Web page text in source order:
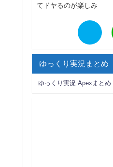
てドヤるのが楽しみ
ゆっくり実況まとめ
ゆっくり実況 Apexまとめ